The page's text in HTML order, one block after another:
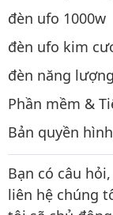
đèn ufo 1000w
đèn ufo kim
đèn năng
Phần mềm &
Bản quyền
Bạn có câu
liên hệ chúng